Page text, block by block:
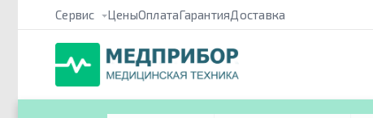
Сервис ЦеныОплатаГарантияДоставка